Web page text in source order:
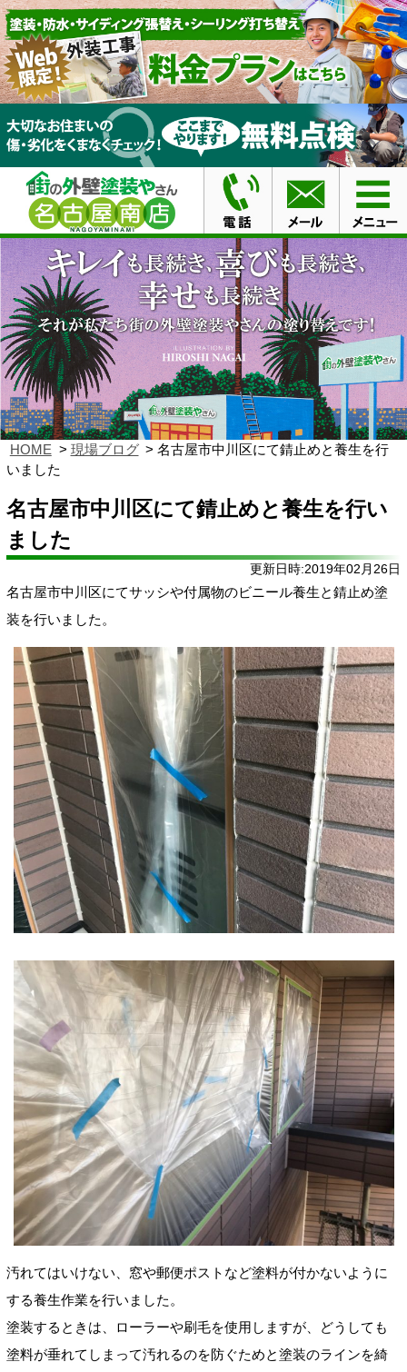
HOME 現場ブログ
名古屋市中川区にて錆止めと養生を行
いました
名古屋市中川区にて錆止めと養生を行い
ました
更新日時:2019年02月26日
名古屋市中川区にてサッシや付属物のビニール養生と錆止め塗
装を行いました。
汚れてはいけない、窓や郵便ポストなど塗料が付かないように
する養生作業を行いました。
塗装するときは、ローラーや刷毛を使用しますが、どうしても
塗料が垂れてしまって汚れるのを防ぐためと塗装のラインを綺